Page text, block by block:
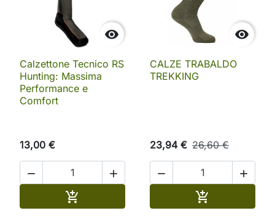

Calzettone Tecnico RS
Hunting: Massima
Performance e
Comfort
13,00 €
 


CALZE TRABALDO
TREKKING
23,94 € 26,60 €
 
